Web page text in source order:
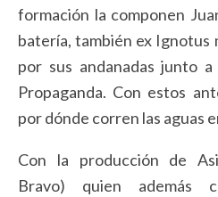
formación la componen
batería, también ex Ignotus
por sus andanadas junto
Propaganda. Con estos
por dónde corren las aguas
Con la producción de
Bravo) quien además